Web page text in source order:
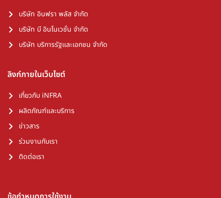
บริษัท อินฟรา พลัส จำกัด
บริษัท บี อินโนเวชั่น จำกัด
บริษัท บริการรัฐและเอกชน จำกัด
ลิงก์ภายในเว็บไซต์
เกี่ยวกับ iNFRA
ผลิตภัณฑ์และบริการ
ข่าวสาร
ร่วมงานกับเรา
ติดต่อเรา